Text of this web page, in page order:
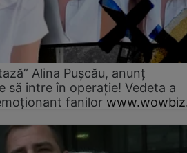
Alina Pușcău, anunț
să intre în operație! Vedeta a
fanilor